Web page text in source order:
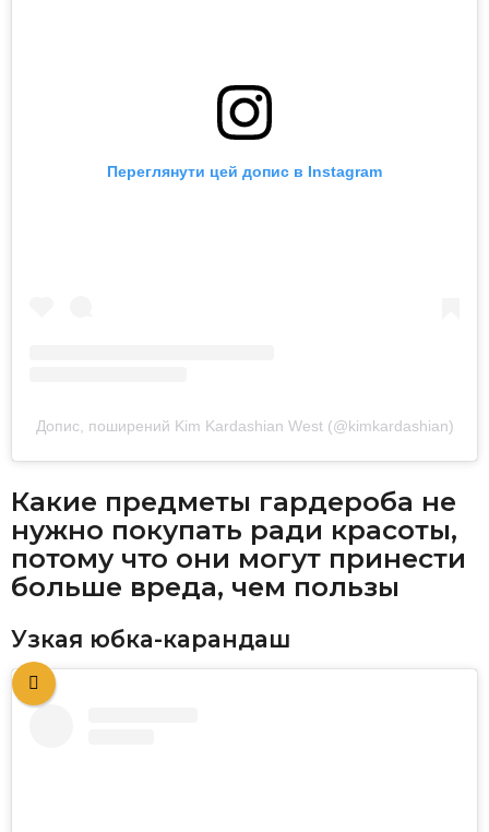
Переглянути цей допис в Instagram
Допис, поширений Kim Kardashian West (@kimkardashian)
Какие предметы гардероба не
нужно покупать ради красоты,
потому что они могут принести
больше вреда, чем пользы
Узкая юбка-карандаш